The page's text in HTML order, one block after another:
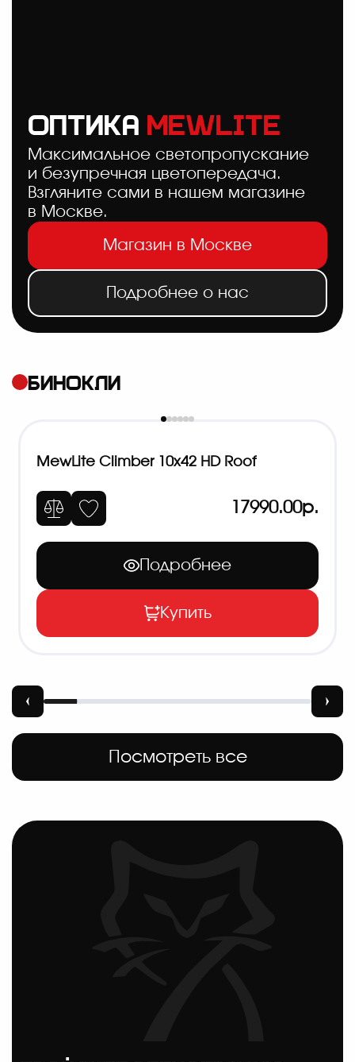
ОПТИКА MEWLITE
Максимальное светопропускание
и безупречная цветопередача.
Взгляните сами в нашем магазине
в Москве.
Магазин в Москве
Подробнее о нас
БИНОКЛИ
Посмотреть все
MewLite Climber 10x42 HD Roof
17990.00р.
Подробнее
Купить